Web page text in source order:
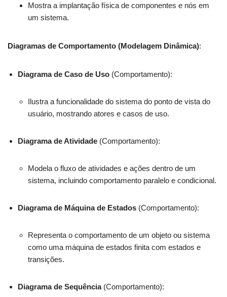
Mostra a implantação física de componentes e nós em
um sistema.
Diagramas de Comportamento (Modelagem Dinâmica):
Diagrama de Caso de Uso (Comportamento):
Ilustra a funcionalidade do sistema do ponto de vista do
usuário, mostrando atores e casos de uso.
Diagrama de Atividade (Comportamento):
Modela o fluxo de atividades e ações dentro de um
sistema, incluindo comportamento paralelo e condicional.
Diagrama de Máquina de Estados (Comportamento):
Representa o comportamento de um objeto ou sistema
como uma máquina de estados finita com estados e
transições.
Diagrama de Sequência(Comportamento):